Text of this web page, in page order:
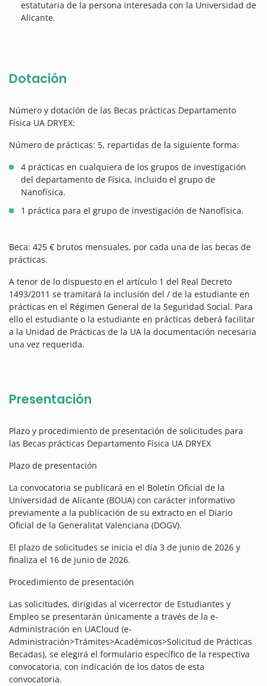
estatutaria de la persona interesada con la Universidad de
Alicante.
Dotación
Número y dotación de las Becas prácticas Departamento
Física UA DRYEX:
Número de prácticas: 5, repartidas de la siguiente forma:
4 prácticas en cualquiera de los grupos de investigación
del departamento de Física, incluido el grupo de
Nanofísica.
1 práctica para el grupo de investigación de Nanofísica.
Beca: 425 € brutos mensuales, por cada una de las becas de
prácticas.
A tenor de lo dispuesto en el artículo 1 del Real Decreto
1493/2011 se tramitará la inclusión del / de la estudiante en
prácticas en el Régimen General de la Seguridad Social. Para
ello el estudiante o la estudiante en prácticas deberá facilitar
a la Unidad de Prácticas de la UA la documentación necesaria
una vez requerida.
Presentación
Plazo y procedimiento de presentación de solicitudes para
las Becas prácticas Departamento Física UA DRYEX
Plazo de presentación
La convocatoria se publicará en el Boletín Oficial de la
Universidad de Alicante (BOUA) con carácter informativo
previamente a la publicación de su extracto en el Diario
Oficial de la Generalitat Valenciana (DOGV).
El plazo de solicitudes se inicia el día 3 de junio de 2026 y
finaliza el 16 de junio de 2026.
Procedimiento de presentación
Las solicitudes, dirigidas al vicerrector de Estudiantes y
Empleo se presentarán únicamente a través de la e-
Administración en UACloud (e-
Administración>Trámites>Académicos>Solicitud de Prácticas
Becadas), se elegirá el formulario específico de la respectiva
convocatoria, con indicación de los datos de esta
convocatoria.